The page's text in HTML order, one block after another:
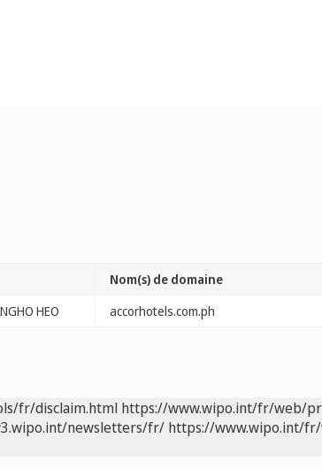
Nom(s) de domaine
HEO accorhotels.com.ph
fr/disclaim.html https://www.wipo.int/fr/web/
newsletters/fr/ https://www.wipo.int/